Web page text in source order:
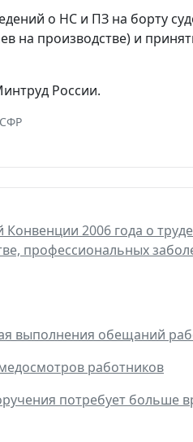
о НС и ПЗ на борту
на производстве) и
России.
СФР
2006 года о
профессиональных
выполнения обещаний
работников
потребует больше